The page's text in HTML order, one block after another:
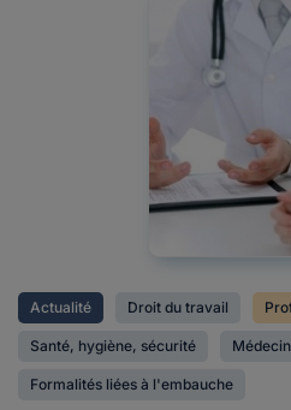
Actualité Droit du travail
Santé, hygiène, sécurité
Formalités liées à l'embauche